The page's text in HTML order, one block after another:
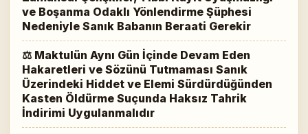
ve Boşanma Odaklı Yönlendirme Şüphesi
Nedeniyle Sanık Babanın Beraati Gerekir
⚖ Maktulün Aynı Gün İçinde Devam Eden
Hakaretleri ve Sözünü Tutmaması Sanık
Üzerindeki Hiddet ve Elemi Sürdürdüğünden
Kasten Öldürme Suçunda Haksız Tahrik
İndirimi Uygulanmalıdır